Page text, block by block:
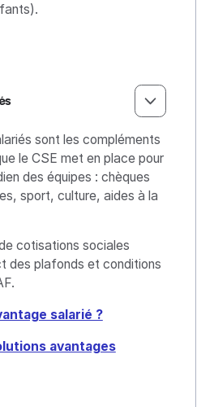
sont les compléments
le CSE met en place pour
des équipes : chèques
sport, culture, aides à la
cotisations sociales
des plafonds et conditions
salarié ?
avantages